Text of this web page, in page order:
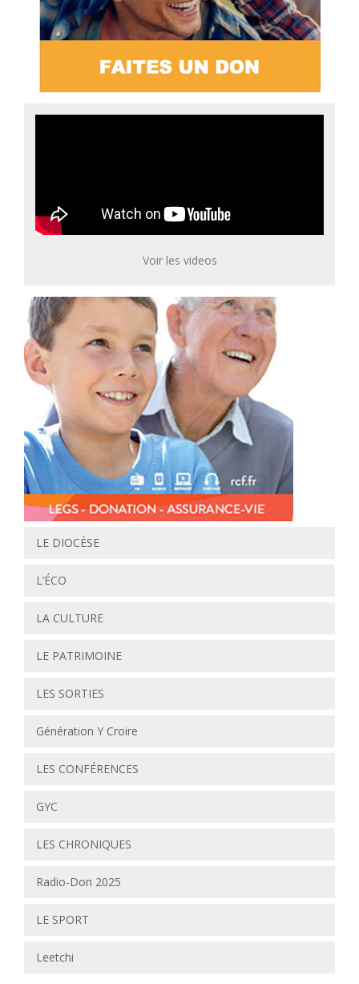
Voir les videos
LE DIOCÈSE
L’ÉCO
LA CULTURE
LE PATRIMOINE
LES SORTIES
Génération Y Croire
LES CONFÉRENCES
GYC
LES CHRONIQUES
Radio-Don 2025
LE SPORT
Leetchi